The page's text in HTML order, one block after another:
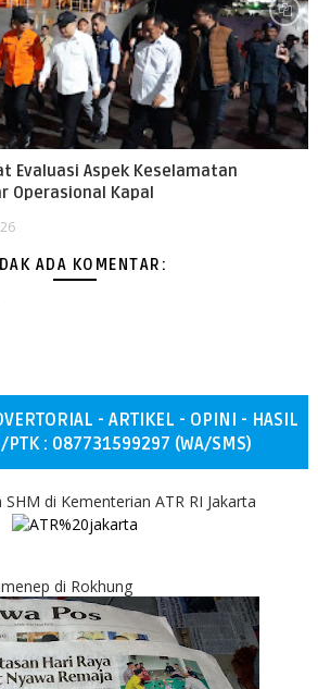
Evaluasi Aspek Keselamatan
Operasional Kapal
ADA KOMENTAR:
- ARTIKEL - OPINI - HASIL
PTK : 087731599297 (WA/SMS)
di Kementerian ATR RI Jakarta
di Rokhung